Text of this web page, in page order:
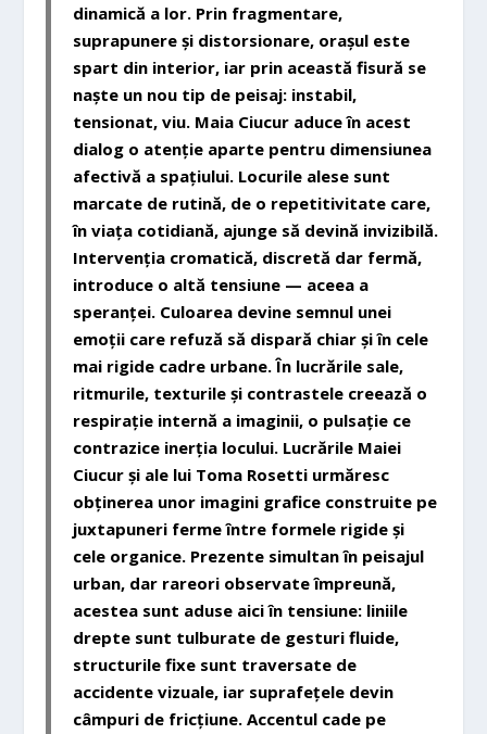
dinamică a lor. Prin fragmentare,
suprapunere și distorsionare, orașul este
spart din interior, iar prin această fisură se
naște un nou tip de peisaj: instabil,
tensionat, viu. Maia Ciucur aduce în acest
dialog o atenție aparte pentru dimensiunea
afectivă a spațiului. Locurile alese sunt
marcate de rutină, de o repetitivitate care,
în viața cotidiană, ajunge să devină invizibilă.
Intervenția cromatică, discretă dar fermă,
introduce o altă tensiune — aceea a
speranței. Culoarea devine semnul unei
emoții care refuză să dispară chiar și în cele
mai rigide cadre urbane. În lucrările sale,
ritmurile, texturile și contrastele creează o
respirație internă a imaginii, o pulsație ce
contrazice inerția locului. Lucrările Maiei
Ciucur și ale lui Toma Rosetti urmăresc
obținerea unor imagini grafice construite pe
juxtapuneri ferme între formele rigide și
cele organice. Prezente simultan în peisajul
urban, dar rareori observate împreună,
acestea sunt aduse aici în tensiune: liniile
drepte sunt tulburate de gesturi fluide,
structurile fixe sunt traversate de
accidente vizuale, iar suprafețele devin
câmpuri de fricțiune. Accentul cade pe